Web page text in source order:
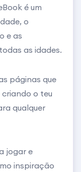
é um
o
e as
as idades.
páginas que
criando o teu
qualquer
jogar e
inspiração